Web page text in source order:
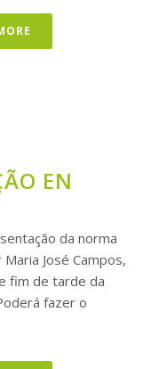
EN
da norma
José Campos,
fim de tarde da
fazer o